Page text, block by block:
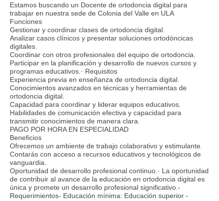
Estamos buscando un Docente de ortodoncia digital para
trabajar en nuestra sede de Colonia del Valle en ULA
Funciones
Gestionar y coordinar clases de ortodoncia digital.
Analizar casos clínicos y presentar soluciones ortodóncicas
digitales.
Coordinar con otros profesionales del equipo de ortodoncia.
Participar en la planificación y desarrollo de nuevos cursos y
programas educativos.· Requisitos
Experiencia previa en enseñanza de ortodoncia digital.
Conocimientos avanzados en técnicas y herramientas de
ortodoncia digital.
Capacidad para coordinar y liderar equipos educativos.
Habilidades de comunicación efectiva y capacidad para
transmitir conocimientos de manera clara.
PAGO POR HORA EN ESPECIALIDAD
Beneficios
Ofrecemos un ambiente de trabajo colaborativo y estimulante.
Contarás con acceso a recursos educativos y tecnológicos de
vanguardia.
Oportunidad de desarrollo profesional continuo.· La oportunidad
de contribuir al avance de la educación en ortodoncia digital es
única y promete un desarrollo profesional significativo.-
Requerimientos- Educación mínima: Educación superior -